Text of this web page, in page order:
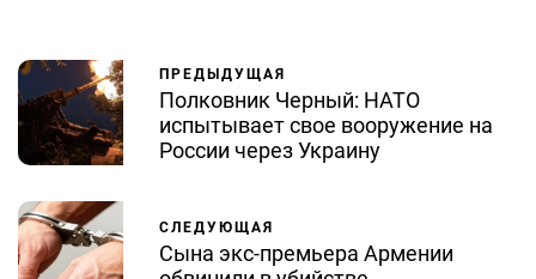
ПРЕДЫДУЩАЯ
Полковник Черный: НАТО
испытывает свое вооружение на
России через Украину
СЛЕДУЮЩАЯ
Сына экс-премьера Армении